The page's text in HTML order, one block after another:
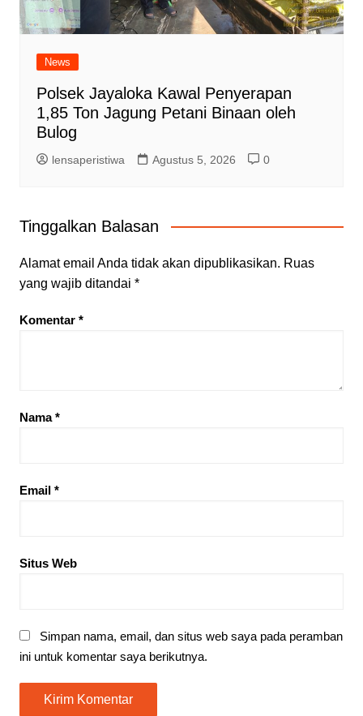
News
Polsek Jayaloka Kawal Penyerapan
1,85 Ton Jagung Petani Binaan oleh
Bulog
lensaperistiwa Agustus 5, 2026 0
Tinggalkan Balasan
Alamat email Anda tidak akan dipublikasikan. Ruas
yang wajib ditandai *
Komentar *
Nama*
Email *
Situs Web
Simpan nama, email, dan situs web saya pada peramban
ini untuk komentar saya berikutnya.